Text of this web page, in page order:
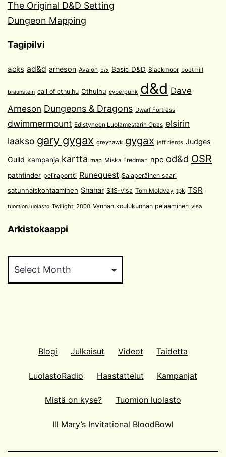
The Original D&D Setting
Dungeon Mapping
Tagipilvi
acks ad&d arneson Avalon b/x Basic D&D Blackmoor boot hill
braunstein call of cthulhu Cthulhu cyberpunk d&d Dave
Arneson Dungeons & Dragons Dwarf Fortress
dwimmermount Edistyneen Luolamestarin Opas elsirin
laakso gary gygax greyhawk gygax jeff rients Judges
Guild kampanja kartta map Miska Fredman npc od&d OSR
pathfinder peliraportti Runequest Salaperäinen saari
satunnaiskohtaaminen Shahar SIIS-visa Tom Moldvay tpk TSR
tuomion luolasto Twilight: 2000 Vanhan koulukunnan pelaaminen visa
Arkistokaappi
Blogi Julkaisut Videot Taidetta
LuolastoRadio Haastattelut Kampanjat
Mistä on kyse? Tuomion luolasto
Ill Mary’s Invitational BloodBowl